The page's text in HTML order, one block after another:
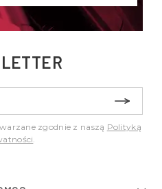
zgodnie z naszą Polityką
.